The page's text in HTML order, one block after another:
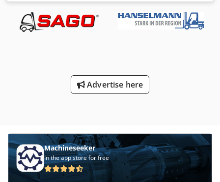
mm, mast type:triplex, battery capacity:930 Ah, battery
voltage:80 V , Equipment:CE marking, fork extension, full
service history, lighting, sideshift
, STILL RX60-50/600
electric forklift, manufactured in 2022, in excellent overall
large loads. Main specifications Manufacturer: STILL
Model: RX60-50/600 Year: 2022 Operating hours: 2,209
Rated capacity: 4,990 kg Load centre: 600 mm Dkodezqz
Three-stage triplex mast: Lift height: 4,030 mm Free lift:
1,240 mm Closed mast height: 2,250 mm Maximum overall
height: 5,090 mm Mast tilt: 7° forward / 5° backward Fork
equipment The forklift is equipped with a: Side-shifting
fork positioner, frame width 1,550 mm Fork dimensions:
Advertise here
Machineseeker
In the app store for free